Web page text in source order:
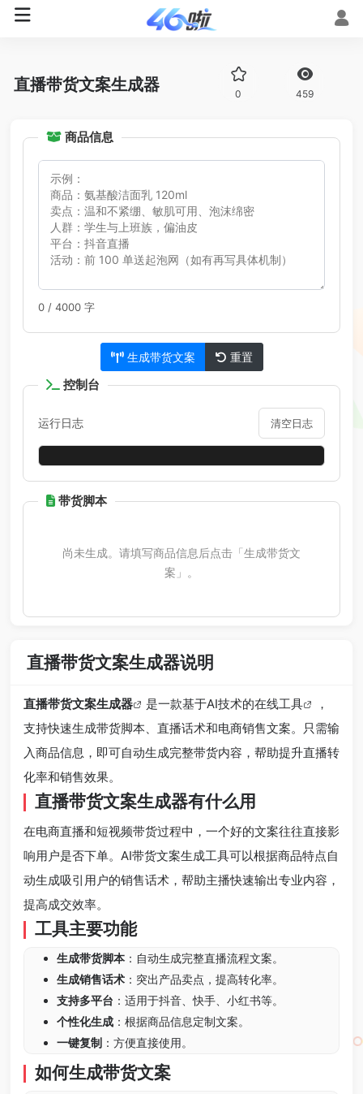
直播带货文案生成器 0 459
商品信息
0 / 4000 字
生成带货文案 重置
控制台
运行日志 清空日志
带货脚本
尚未生成。请填写商品信息后点击「生成带货文
案」。
直播带货文案生成器说明
直播带货文案生成器 是一款基于AI技术的在线工具
，
支持快速生成带货脚本、直播话术和电商销售文案。只需输
入商品信息，即可自动生成完整带货内容，帮助提升直播转
化率和销售效果。
直播带货文案生成器有什么用
在电商直播和短视频带货过程中，一个好的文案往往直接影
响用户是否下单。AI带货文案生成工具可以根据商品特点自
动生成吸引用户的销售话术，帮助主播快速输出专业内容，
提高成交效率。
工具主要功能
生成带货脚本 ：自动生成完整直播流程文案。
生成销售话术 ：突出产品卖点，提高转化率。
支持多平台 ：适用于抖音、快手、小红书等。
个性化生成 ：根据商品信息定制文案。
一键复制 ：方便直接使用。
如何生成带货文案